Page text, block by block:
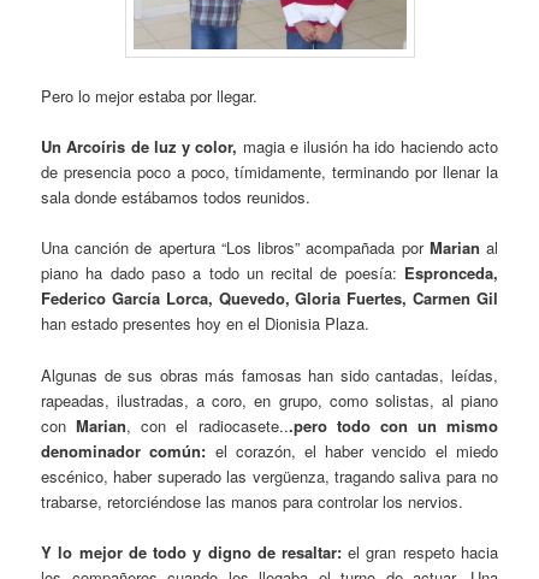
Pero lo mejor estaba por llegar.
Un Arcoíris de luz y color, magia e ilusión ha ido haciendo acto
de presencia poco a poco, tímidamente, terminando por llenar la
sala donde estábamos todos reunidos.
Una canción de apertura “Los libros” acompañada por Marian al
piano ha dado paso a todo un recital de poesía: Espronceda,
Federico García Lorca, Quevedo, Gloria Fuertes, Carmen Gil
han estado presentes hoy en el Dionisia Plaza.
Algunas de sus obras más famosas han sido cantadas, leídas,
rapeadas, ilustradas, a coro, en grupo, como solistas, al piano
conMarian, con el radiocasete...pero todo con un mismo
denominador común: el corazón, el haber vencido el miedo
escénico, haber superado las vergüenza, tragando saliva para no
trabarse, retorciéndose las manos para controlar los nervios.
Y lo mejor de todo y digno de resaltar:el gran respeto hacia